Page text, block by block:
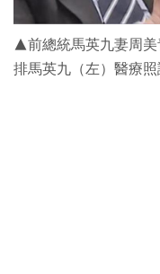
▲前總統馬英九妻周
排馬英九（左）醫療照